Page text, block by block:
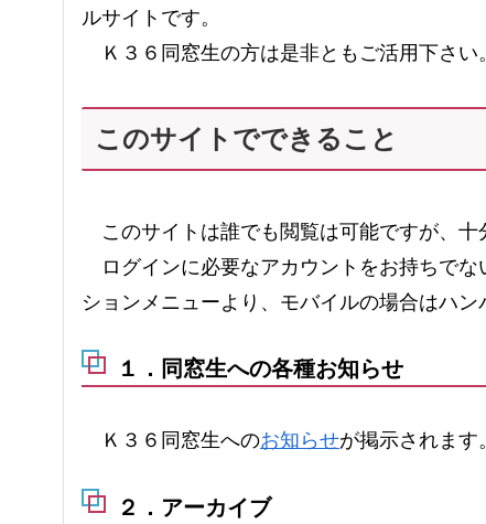
ルサイトです。
Ｋ３６同窓生の方は是非ともご活用下さい。
このサイトでできること
このサイトは誰でも閲覧は可能ですが、十
ログインに必要なアカウントをお持ちでな
ションメニューより、モバイルの場合はハ
１．同窓生への各種お知らせ
Ｋ３６同窓生へのお知らせが掲示されます。
２．アーカイブ